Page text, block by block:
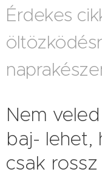
Érdekes
Nem
baj- lehet,
csak